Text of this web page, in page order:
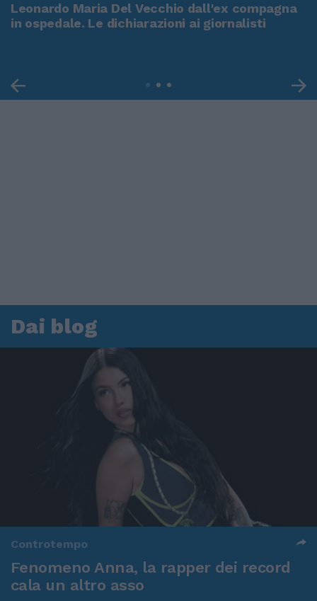
Leonardo Maria Del Vecchio dall'ex compagna
in ospedale. Le dichiarazioni ai giornalisti
Dai blog
Controtempo
Fenomeno Anna, la rapper dei record
cala un altro asso